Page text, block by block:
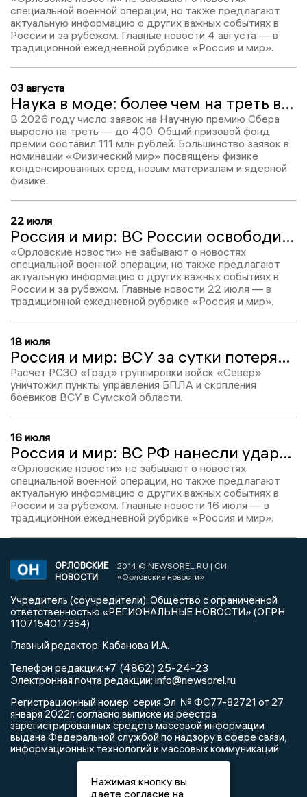
специальной военной операции, но также предлагают
актуальную информацию о других важных событиях в
России и за рубежом. Главные новости 4 августа — в
традиционной ежедневной рубрике «Россия и мир».
03 августа
Наука в моде: более чем на треть выросло число заявок на Научную премию
В 2026 году число заявок на Научную премию Сбера
выросло на треть — до 400. Общий призовой фонд
премии составил 111 млн рублей. Большинство заявок в
номинации «Физический мир» посвящены физике
конденсированных сред, новым материалам и ядерной
физике.
22 июля
Россия и мир: ВС России освободили Артельное и Благодатное, новые атаки ВСУ на Wildberries и Санта-Клаус сел за решетку
«Орловские новости» не забывают о новостях
специальной военной операции, но также предлагают
актуальную информацию о других важных событиях в
России и за рубежом. Главные новости 22 июля — в
традиционной ежедневной рубрике «Россия и мир».
18 июля
Россия и мир: ВСУ за сутки потеряли более 1,5 тыс. боевиков, 7 человек погибли в Котовске и массовые отравления в США
Расчет РСЗО «Град» группировки войск «Север»
уничтожил пункты управления БПЛА и скопления
боевиков ВСУ в Сумской области.
16 июля
Россия и мир: ВС РФ нанесли удары по Киеву, ливни во многих регионах и флаг СССР ушел на аукционе за 80 тыс. долларов
«Орловские новости» не забывают о новостях
специальной военной операции, но также предлагают
актуальную информацию о других важных событиях в
России и за рубежом. Главные новости 16 июля — в
традиционной ежедневной рубрике «Россия и мир».
ОРЛОВСКИЕ
НОВОСТИ
2014 © NEWSOREL.RU | СИ
«Орловские новости»
Учредитель (соучредители): Общество с ограниченной
ответственностью «РЕГИОНАЛЬНЫЕ НОВОСТИ» (ОГРН
1107154017354)
Главный редактор: Кабанова И.А.
Телефон редакции:+7 (4862) 25-24-23
Электронная почта редакции: info@newsorel.ru
Регистрационный номер: серия Эл № ФС77-82721 от 27
января 2022г. согласно выписке из реестра
зарегистрированных средств массовой информации
выдана Федеральной службой по надзору в сфере связи,
информационных технологий и массовых коммуникаций
Нажимая кнопку вы
даете согласие на